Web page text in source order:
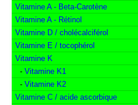
Vitamine A - Beta-Carotène
Vitamine A - Rétinol
Vitamine D / cholécalciférol
Vitamine E / tocophérol
Vitamine K
- Vitamine K1
- Vitamine K2
Vitamine C / acide ascorbique